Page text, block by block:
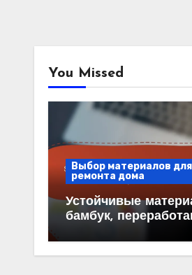
You Missed
Выбор материалов для
ремонта дома
Устойчивые
бамбук,
утрамбованная